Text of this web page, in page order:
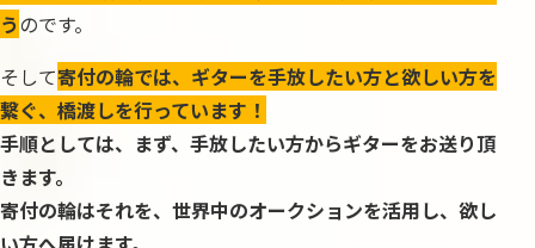
うのです。
そして寄付の輪では、ギターを手放したい方と欲しい方を
繋ぐ、橋渡しを行っています！
手順としては、まず、手放したい方からギターをお送り頂
きます。
寄付の輪はそれを、世界中のオークションを活用し、欲し